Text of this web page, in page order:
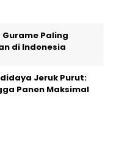
Gurame Paling
di Indonesia
Jeruk Purut:
Panen Maksimal